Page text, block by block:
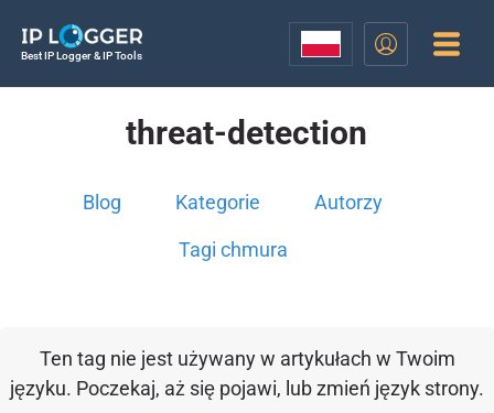
Best IP Logger & IP Tools
threat-detection
Blog Kategorie Autorzy
Tagi chmura